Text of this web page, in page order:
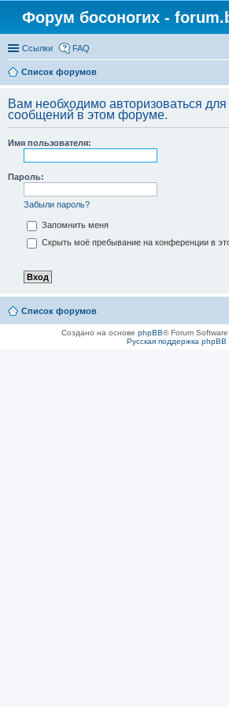
Форум босоногих -
Ссылки FAQ
Список форумов
Вам необходимо авторизоваться
сообщений в этом форуме.
Имя пользователя:
Пароль:
Забыли пароль?
Запомнить меня
Скрыть моё пребывание на конференции в
Список форумов
Создано на основе phpBB® Forum
Русская поддержка phpBB